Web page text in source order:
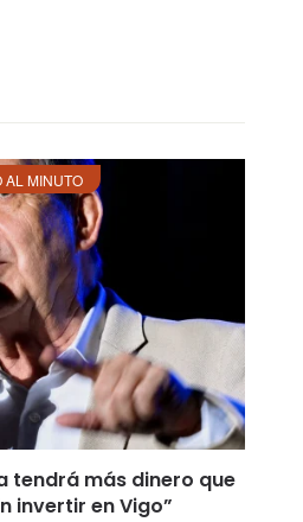
AL MINUTO
tendrá más dinero que
invertir en Vigo”